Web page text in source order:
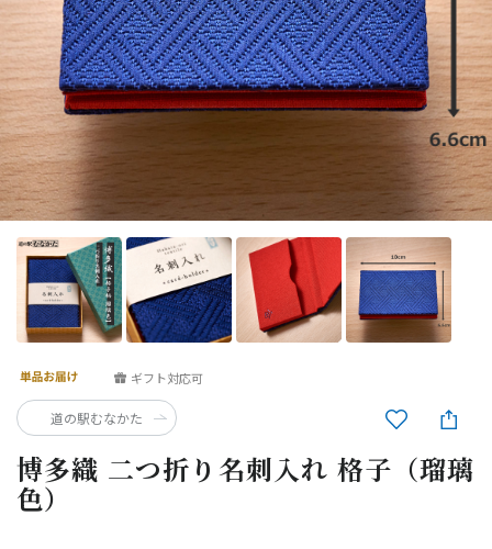
博多織 二つ折り名刺入れ 格子（瑠璃
色）
ギフト対応可
道の駅むなかた